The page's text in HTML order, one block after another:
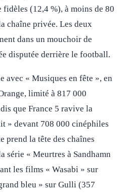
(12,4 %), à moins de 80
chaîne privée. Les deux
dans un mouchoir de
disputée derrière le football.
avec « Musiques en fête », en
limité à 817 000
que France 5 ravive la
» devant 708 000 cinéphiles
prend la tête des chaînes
série « Meurtres à Sandhamn
les films « Wasabi » sur
bleu » sur Gulli (357